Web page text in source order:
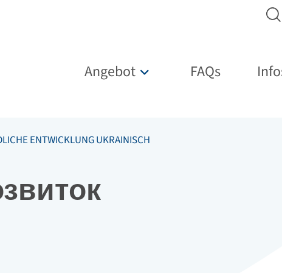
Hauptnavigation
Angebot Untermenü für „Angebot“
FAQs
ENTWICKLUNG UKRAINISCH